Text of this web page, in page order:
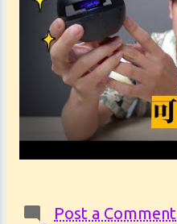
Post a Comment